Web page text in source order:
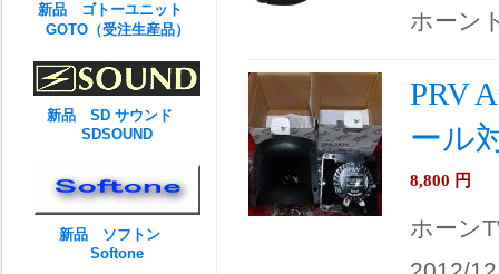
ホーン
PRV
ール
8,800 円
ホーン
新品 ゴトーユニット
GOTO（受注生産品）
新品 SD サウンド
SDSOUND
新品 ソフトン
Softone